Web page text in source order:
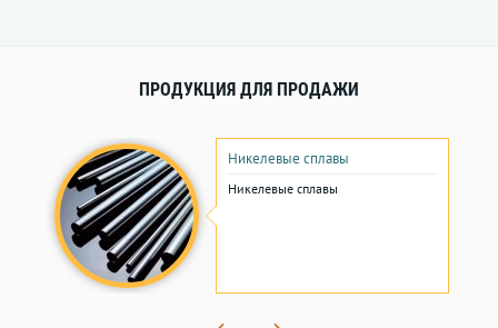
ПРОДУКЦИЯ ДЛЯ ПРОДАЖИ
Никелевые сплавы
Никелевые сплавы